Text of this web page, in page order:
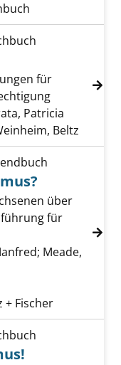
anzeigen
für
Patricia
Beltz
ist Adultismus?
über
für
; Meade,
+ Fischer